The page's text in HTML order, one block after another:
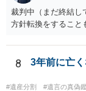
裁判中（まだ終結し
方針転換をすること
8 3年前に亡
#遺産分割 #遺言の真偽